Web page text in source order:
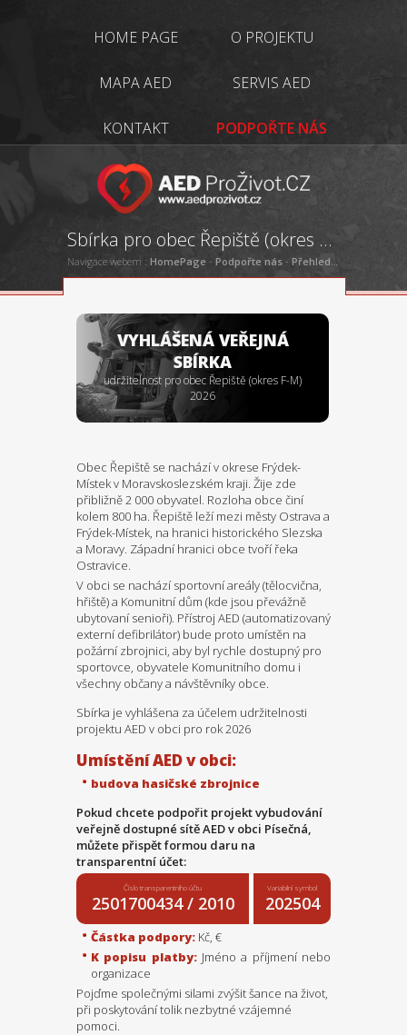
HOME PAGE O PROJEKTU
MAPA AED SERVIS AED
KONTAKT PODPOŘTE NÁS
Navigace webem : HomePage - Podpořte nás - Přehled vypsaných sbírek
Sbírka pro obec Řepiště (okres F-M)
VYHLÁŠENÁ VEŘEJNÁ
SBÍRKA
udržitelnost pro obec Řepiště (okres F-M)
2026
Obec Řepiště se nachází v okrese Frýdek-
Místek v Moravskoslezském kraji. Žije zde
přibližně 2 000 obyvatel. Rozloha obce činí
kolem 800 ha. Řepiště leží mezi městy Ostrava a
Frýdek-Místek, na hranici historického Slezska
a Moravy. Západní hranici obce tvoří řeka
Ostravice.
V obci se nachází sportovní areály (tělocvična,
hřiště) a Komunitní dům (kde jsou převážně
ubytovaní senioři). Přístroj AED (automatizovaný
externí defibrilátor) bude proto umístěn na
požární zbrojnici, aby byl rychle dostupný pro
sportovce, obyvatele Komunitního domu i
všechny občany a návštěvníky obce.
Sbírka je vyhlášena za účelem udržitelnosti
projektu AED v obci pro rok 2026
Umístění AED v obci:
budova hasičské zbrojnice
Pokud chcete podpořit projekt vybudování
veřejně dostupné sítě AED v obci Písečná,
můžete přispět formou daru na
transparentní účet:
Číslo transparentního účtu
2501700434 / 2010
Variabilní symbol
202504
Částka podpory: Kč, €
K popisu platby:Jméno a příjmení nebo
organizace
Pojďme společnými silami zvýšit šance na život,
při poskytování tolik nezbytné vzájemné
pomoci.